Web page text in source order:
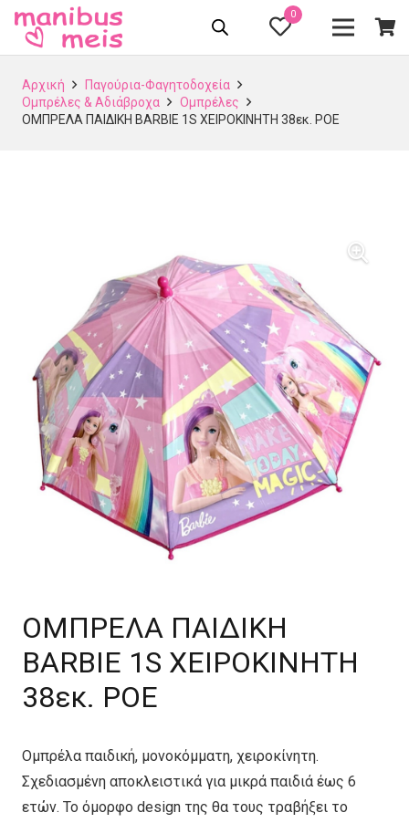
0
Αρχική
Παγούρια-Φαγητοδοχεία
Ομπρέλες & Αδιάβροχα
Ομπρέλες
ΟΜΠΡΕΛΑ ΠΑΙΔΙΚΗ BARBIE 1S ΧΕΙΡΟΚΙΝΗΤΗ 38εκ. POE
ΟΜΠΡΕΛΑ ΠΑΙΔΙΚΗ
BARBIE 1S ΧΕΙΡΟΚΙΝΗΤΗ
38εκ. POE
Ομπρέλα παιδική, μονοκόμματη, χειροκίνητη.
Σχεδιασμένη αποκλειστικά για μικρά παιδιά έως 6
ετών. Το όμορφο design της θα τους τραβήξει το